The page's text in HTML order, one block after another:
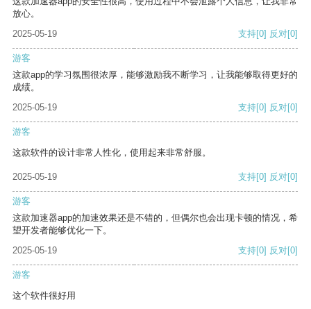
放心。
2025-05-19
支持[0] 反对[0]
游客
这款app的学习氛围很浓厚，能够激励我不断学习，让我能够取得更好的
成绩。
2025-05-19
支持[0] 反对[0]
游客
这款软件的设计非常人性化，使用起来非常舒服。
2025-05-19 支持[0] 反对[0]
游客
这款加速器app的加速效果还是不错的，但偶尔也会出现卡顿的情况，希
望开发者能够优化一下。
2025-05-19
支持[0] 反对[0]
游客
这个软件很好用